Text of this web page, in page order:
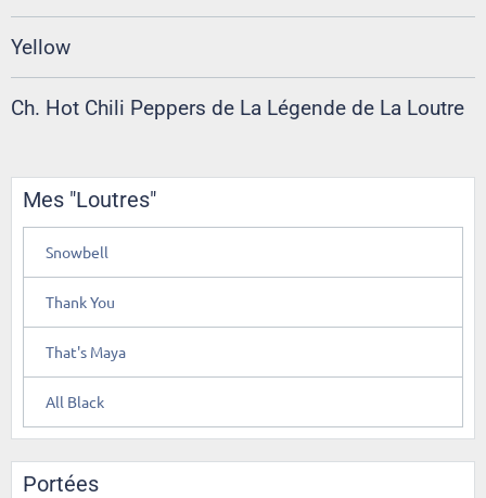
Yellow
Ch. Hot Chili Peppers de La Légende de La Loutre
Mes "Loutres"
Snowbell
Thank You
That's Maya
All Black
Portées